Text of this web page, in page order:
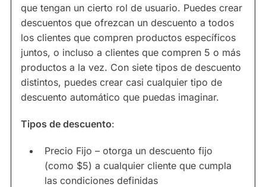
que tengan un cierto rol de usuario. Puedes crear
descuentos que ofrezcan un descuento a todos
los clientes que compren productos específicos
juntos, o incluso a clientes que compren 5 o más
productos a la vez. Con siete tipos de descuento
distintos, puedes crear casi cualquier tipo de
descuento automático que puedas imaginar.
Tipos de descuento:
Precio Fijo – otorga un descuento fijo
(como $5) a cualquier cliente que cumpla
las condiciones definidas